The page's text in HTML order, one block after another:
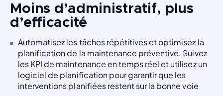
Moins d’administratif, plus
d’efficacité
Automatisez les tâches répétitives et optimisez la
planification de la maintenance préventive. Suivez
les KPI de maintenance en temps réel et utilisez un
logiciel de planification pour garantir que les
interventions planifiées restent sur la bonne voie